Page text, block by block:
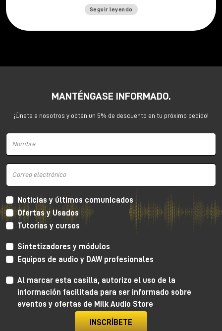
Dream y a partir de mediados de abril también estará
disponible Woodrow) valorado en 196 euros es
una interfaz Volt o un pedal UAFX seleccionados. Para
15 de mayo de 2025 y los plug-ins se abonarán
regalo como parte de la promoción está siempre sujeta
Seguir leyendo
MANTÉNGASE INFORMADO.
¡Únete a nosotros y obtén un 5% de descuento en tu próximo pedido!
Noticias y últimos comunicados
Ofertas y Usados
Tutorías y cursos
Sintetizadores y módulos
Equipos de audio y DAW profesionales
Al marcar esta casilla, autorizo el uso de la
información facilitada para ser informado sobre
eventos y ofertas de Milk Audio Store
INSCRÍBETE